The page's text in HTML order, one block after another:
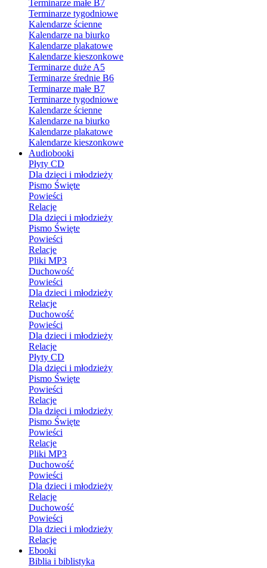
Terminarze małe B7
Terminarze tygodniowe
Kalendarze ścienne
Kalendarze na biurko
Kalendarze plakatowe
Kalendarze kieszonkowe
Terminarze duże A5
Terminarze średnie B6
Terminarze małe B7
Terminarze tygodniowe
Kalendarze ścienne
Kalendarze na biurko
Kalendarze plakatowe
Kalendarze kieszonkowe
Audiobooki
Płyty CD
Dla dzieci i młodzieży
Pismo Święte
Powieści
Relacje
Dla dzieci i młodzieży
Pismo Święte
Powieści
Relacje
Pliki MP3
Duchowość
Powieści
Dla dzieci i młodzieży
Relacje
Duchowość
Powieści
Dla dzieci i młodzieży
Relacje
Płyty CD
Dla dzieci i młodzieży
Pismo Święte
Powieści
Relacje
Dla dzieci i młodzieży
Pismo Święte
Powieści
Relacje
Pliki MP3
Duchowość
Powieści
Dla dzieci i młodzieży
Relacje
Duchowość
Powieści
Dla dzieci i młodzieży
Relacje
Ebooki
Biblia i biblistyka